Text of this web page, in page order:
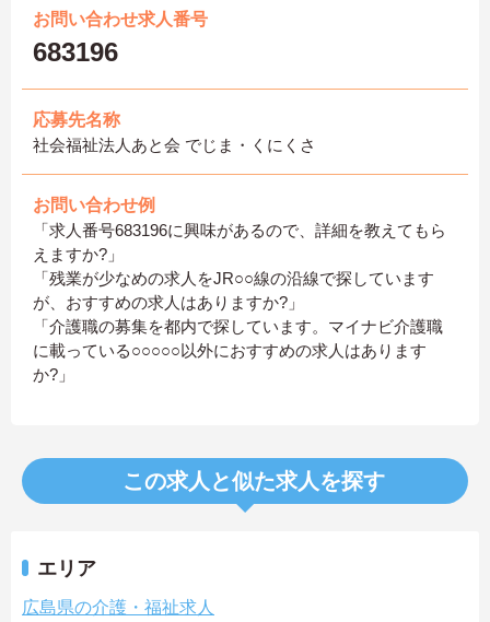
お問い合わせ求人番号
683196
応募先名称
社会福祉法人あと会 でじま・くにくさ
お問い合わせ例
「求人番号683196に興味があるので、詳細を教えてもら
えますか?」
「残業が少なめの求人をJR○○線の沿線で探しています
が、おすすめの求人はありますか?」
「介護職の募集を都内で探しています。マイナビ介護職
に載っている○○○○○以外におすすめの求人はあります
か?」
この求人と似た求人を探す
エリア
広島県の介護・福祉求人